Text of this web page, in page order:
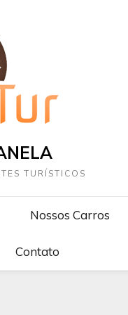
TURÍSTICOS
Nossos Carros
Contato